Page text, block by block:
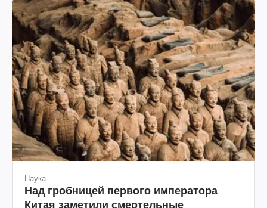
Наука
Над гробницей первого императора
Китая заметили смертельные